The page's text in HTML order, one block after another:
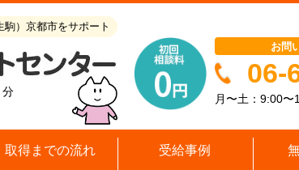
）京都市をサポート
分
お問
06-
月〜土：9:00
取得までの流れ 受給事例